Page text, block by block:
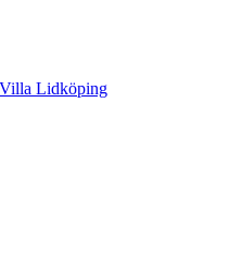
Villa Lidköping